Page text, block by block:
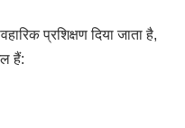
प्रशिक्षण दिया जाता है,
हैं: